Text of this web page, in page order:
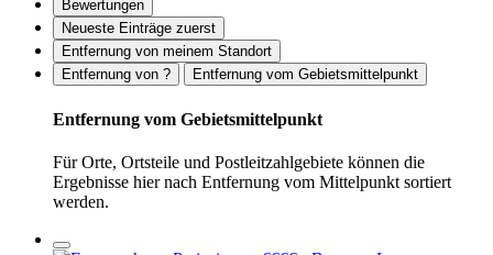
Bewertungen
Neueste Einträge zuerst
Entfernung von meinem Standort
Entfernung von ?
Entfernung vom Gebietsmittelpunkt
Entfernung vom Gebietsmittelpunkt
Für Orte, Ortsteile und Postleitzahlgebiete können die
Ergebnisse hier nach Entfernung vom Mittelpunkt sortiert
werden.